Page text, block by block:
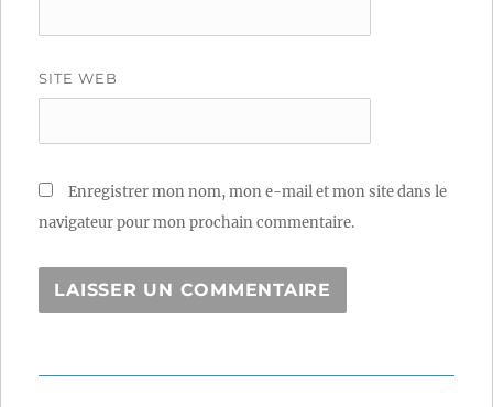
SITE WEB
Enregistrer mon nom, mon e-mail et mon site dans le
navigateur pour mon prochain commentaire.